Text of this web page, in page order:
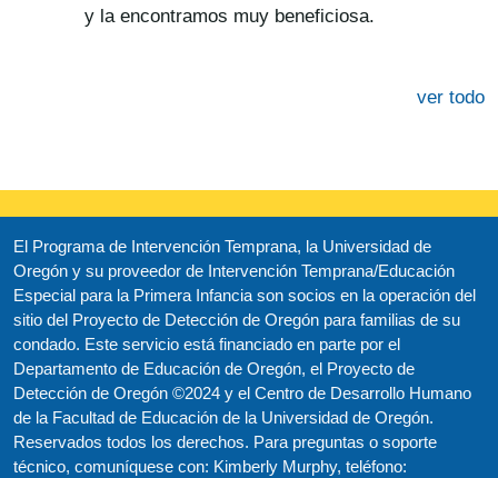
y la encontramos muy beneficiosa.
ver todo
El Programa de Intervención Temprana, la Universidad de
Oregón y su proveedor de Intervención Temprana/Educación
Especial para la Primera Infancia son socios en la operación del
sitio del Proyecto de Detección de Oregón para familias de su
condado. Este servicio está financiado en parte por el
Departamento de Educación de Oregón, el Proyecto de
Detección de Oregón ©2024 y el Centro de Desarrollo Humano
de la Facultad de Educación de la Universidad de Oregón.
Reservados todos los derechos. Para preguntas o soporte
técnico, comuníquese con: Kimberly Murphy, teléfono: